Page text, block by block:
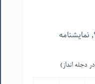
,نمایشنامه
دجله انداز)